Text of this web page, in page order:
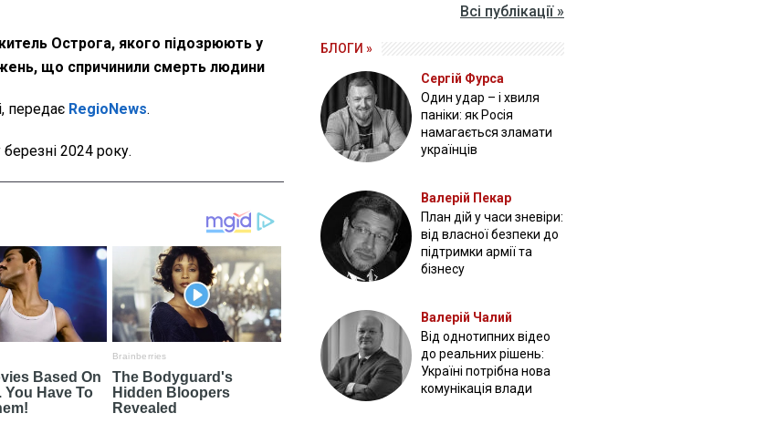
Острога, якого підозрюють у
що спричинили смерть людини
передає RegioNews.
2024 року.
Всі публікації »
БЛОГИ »
Сергій Фурса
Один удар – і хвиля
паніки: як Росія
намагається зламати
українців
Валерій Пекар
План дій у часи зневіри:
від власної безпеки до
підтримки армії та
бізнесу
Валерій Чалий
Від однотипних відео
до реальних рішень:
Україні потрібна нова
комунікація влади